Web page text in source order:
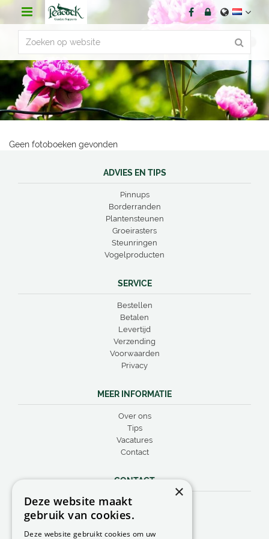
r
n
t
Geen fotoboeken gevonden
ADVIES EN TIPS
Pinnups
Borderranden
Plantensteunen
Groeirasters
Steunringen
Vogelproducten
SERVICE
Bestellen
Betalen
Levertijd
Verzending
Voorwaarden
Privacy
MEER INFORMATIE
Over ons
Tips
Vacatures
Contact
CONTACT
Peacock Garden Supports
Industrieweg 22
×
Deze website maakt
gebruik van cookies.
Deze website gebruikt cookies om uw